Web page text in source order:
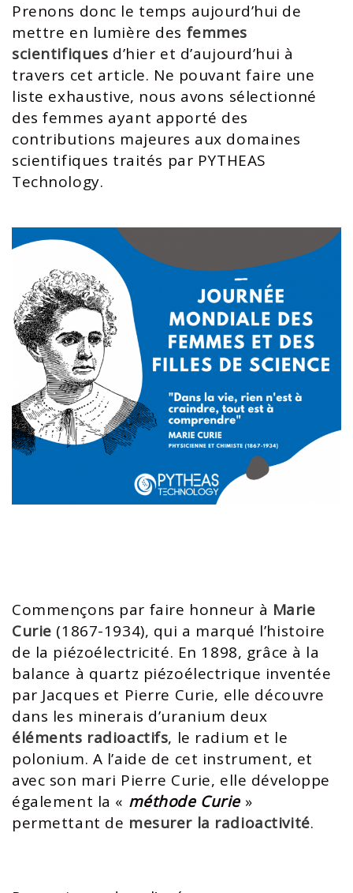
Prenons donc le temps aujourd’hui de
mettre en lumière des femmes
scientifiques d’hier et d’aujourd’hui à
travers cet article. Ne pouvant faire une
liste exhaustive, nous avons sélectionné
des femmes ayant apporté des
contributions majeures aux domaines
scientifiques traités par PYTHEAS
Technology.
Commençons par faire honneur à Marie
Curie (1867-1934), qui a marqué l’histoire
de la piézoélectricité. En 1898, grâce à la
balance à quartz piézoélectrique inventée
par Jacques et Pierre Curie, elle découvre
dans les minerais d’uranium deux
éléments radioactifs, le radium et le
polonium. A l’aide de cet instrument, et
avec son mari Pierre Curie, elle développe
également la « méthode Curie»
permettant de mesurer la radioactivité.